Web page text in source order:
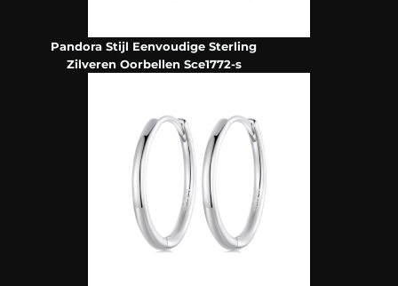
Pandora Stijl Eenvoudige Sterling
Zilveren Oorbellen Sce1772-s